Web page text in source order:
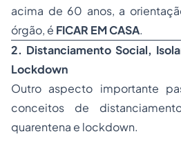
acima de 60 anos, a
órgão, é FICAR EM CASA.
2. Distanciamento Social,
Lockdown
Outro aspecto importante
conceitos de
quarentena e lockdown.